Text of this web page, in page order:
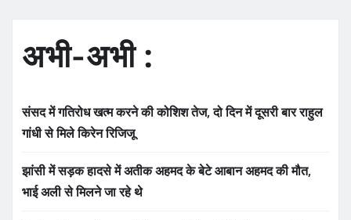
अभी-अभी :
संसद में गतिरोध खत्म करने की कोशिश तेज, दो दिन में दूसरी बार राहुल
गांधी से मिले किरेन रिजिजू
झांसी में सड़क हादसे में अतीक अहमद के बेटे आबान अहमद की मौत,
भाई अली से मिलने जा रहे थे